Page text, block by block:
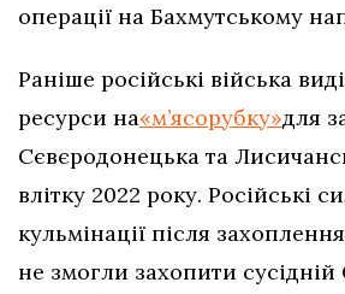
операції на Бахмутському
Раніше російські війська
ресурси на«м’ясорубку»для
Сєвєродонецька та
влітку 2022 року. Російські
кульмінації після
не змогли захопити сусідній